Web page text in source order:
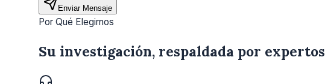
Enviar Mensaje
Por Qué Elegirnos
Su investigación, respaldada por expertos